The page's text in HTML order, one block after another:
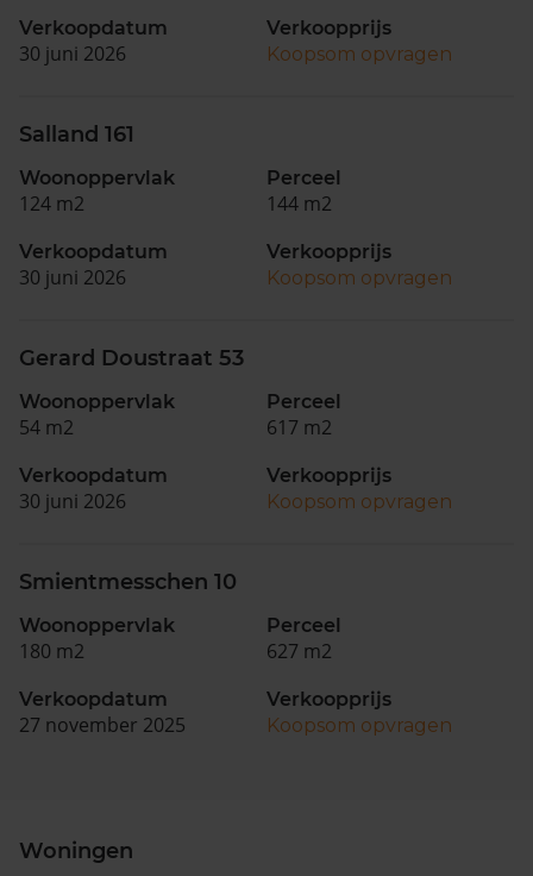
Verkoopdatum
30 juni 2026
Verkoopprijs
Koopsom opvragen
Salland 161
Woonoppervlak
124 m2
Perceel
144 m2
Verkoopdatum
30 juni 2026
Verkoopprijs
Koopsom opvragen
Gerard Doustraat 53
Woonoppervlak
54 m2
Perceel
617 m2
Verkoopdatum
30 juni 2026
Verkoopprijs
Koopsom opvragen
Smientmesschen 10
Woonoppervlak
180 m2
Perceel
627 m2
Verkoopdatum
27 november 2025
Verkoopprijs
Koopsom opvragen
Woningen